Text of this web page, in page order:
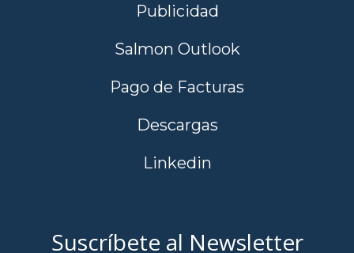
Publicidad
Salmon Outlook
Pago de Facturas
Descargas
Linkedin
Suscríbete al Newsletter